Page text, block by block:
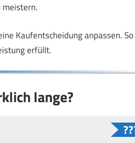
meistern.
Kaufentscheidung anpassen. So
erfüllt.
lange?